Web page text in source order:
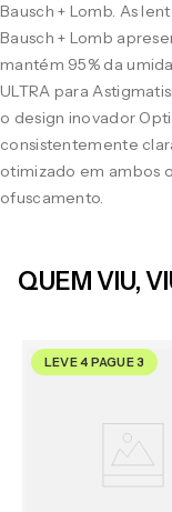
Bausch + Lomb. As
Bausch + Lomb
mantém 95% da
ULTRA para
o design inovador
consistentemente
otimizado em ambos
ofuscamento.
QUEM VIU,
LEVE 4 PAGUE 3